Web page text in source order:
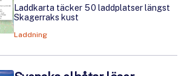
Laddkarta täcker 50 laddplatser längst
Skagerraks kust
Laddning